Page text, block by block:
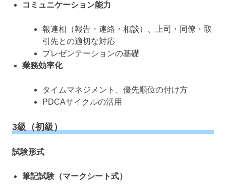
コミュニケーション能力
報連相（報告・連絡・相談）、上司・同僚・取
引先との適切な対応
プレゼンテーションの基礎
業務効率化
タイムマネジメント、優先順位の付け方
PDCAサイクルの活用
3級（初級）
試験形式
筆記試験（マークシート式）